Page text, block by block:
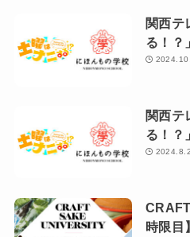
関西テ
る！？
関西テ
る！？
時限目